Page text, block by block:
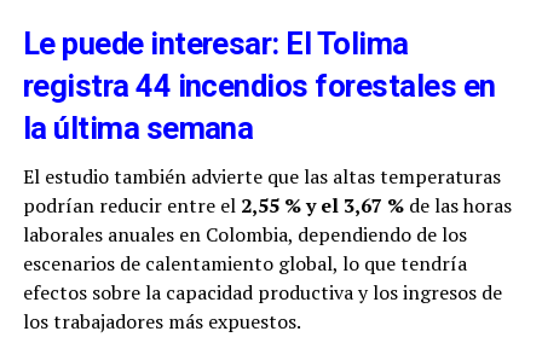
Le puede interesar: El Tolima
registra 44 incendios forestales en
la última semana
El estudio también advierte que las altas temperaturas
podrían reducir entre el 2,55 % y el 3,67 %de las horas
laborales anuales en Colombia, dependiendo de los
escenarios de calentamiento global, lo que tendría
efectos sobre la capacidad productiva y los ingresos de
los trabajadores más expuestos.